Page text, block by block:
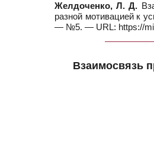
Желдоченко, Л. Д.
разной мотивацией к
— №5. — URL: https://
Взаимосвязь